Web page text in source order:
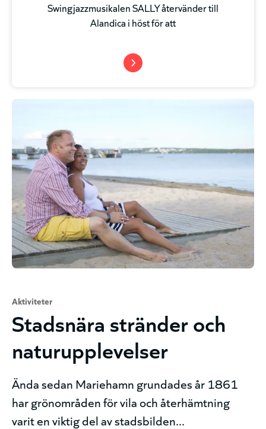
Swingjazzmusikalen SALLY återvänder till
Alandica i höst för att
Aktiviteter
Stadsnära stränder och
naturupplevelser
Ända sedan Mariehamn grundades år 1861
har grönområden för vila och återhämtning
varit en viktig del av stadsbilden...